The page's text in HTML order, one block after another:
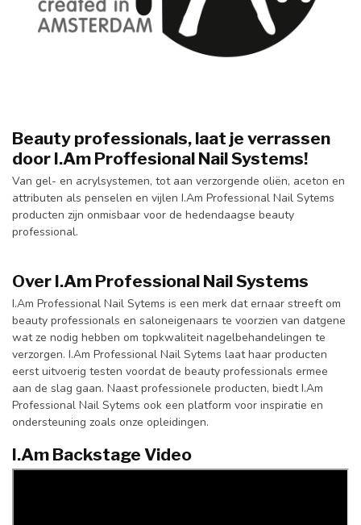
Beauty professionals, laat je verrassen
door I.Am Proffesional Nail Systems!
Van gel- en acrylsystemen, tot aan verzorgende oliën, aceton en
attributen als penselen en vijlen I.Am Professional Nail Sytems
producten zijn onmisbaar voor de hedendaagse beauty
professional.
Over I.Am Professional Nail Systems
I.Am Professional Nail Sytems is een merk dat ernaar streeft om
beauty professionals en saloneigenaars te voorzien van datgene
wat ze nodig hebben om topkwaliteit nagelbehandelingen te
verzorgen. I.Am Professional Nail Sytems laat haar producten
eerst uitvoerig testen voordat de beauty professionals ermee
aan de slag gaan. Naast professionele producten, biedt I.Am
Professional Nail Sytems ook een platform voor inspiratie en
ondersteuning zoals onze opleidingen.
I.Am Backstage Video